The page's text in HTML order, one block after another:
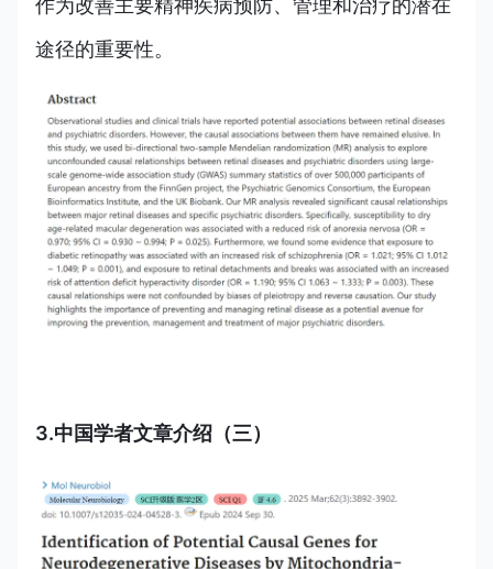
作为改善主要精神疾病预防、管理和治疗的潜在
途径的重要性。
3.中国学者文章介绍（三）